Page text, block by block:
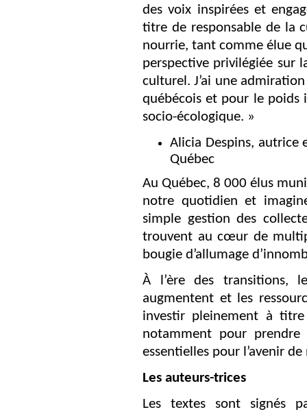
des voix inspirées et
titre de responsable de la
nourrie, tant comme élue
perspective privilégiée sur
culturel. J’ai une
québécois et pour le poids
socio-écologique. »
Alicia Despins, autrice
Québec
Au Québec, 8 000 élus
notre quotidien et
simple gestion des
trouvent au cœur de
bougie d’allumage
À l’ère des transitions,
augmentent et les
investir pleinement à titre
notamment pour prendre
essentielles pour l’avenir
Les auteurs-trices
Les textes sont signés